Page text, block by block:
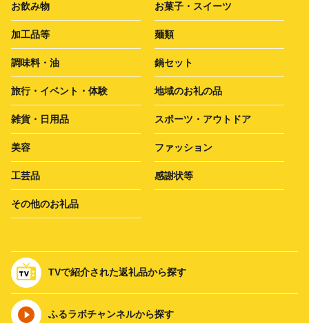
お飲み物 お菓子・スイーツ
加工品等 麺類
調味料・油 鍋セット
旅行・イベント・体験 地域のお礼の品
雑貨・日用品 スポーツ・アウトドア
美容 ファッション
工芸品 感謝状等
その他のお礼品
TVで紹介された返礼品から探す
ふるラボチャンネルから探す